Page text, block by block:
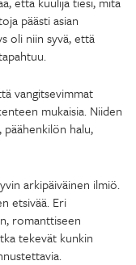
päästi asian
oli niin syvä, että
vangitsevimmat
mukaisia. Niiden
halu,
arkipäiväinen ilmiö.
etsivää. Eri
romanttiseen
tekevät kunkin